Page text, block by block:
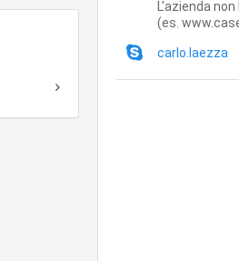
L'azienda
(es.
carlo.laezza